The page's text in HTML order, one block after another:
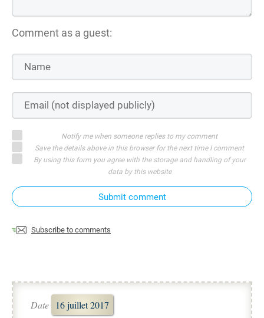
Comment as a guest:
Notify me when someone replies to my comment
Save the details above in this browser for the next time I comment
By using this form you agree with the storage and handling of your
data by this website
Submit comment
Subscribe to comments
Date 16 juillet 2017